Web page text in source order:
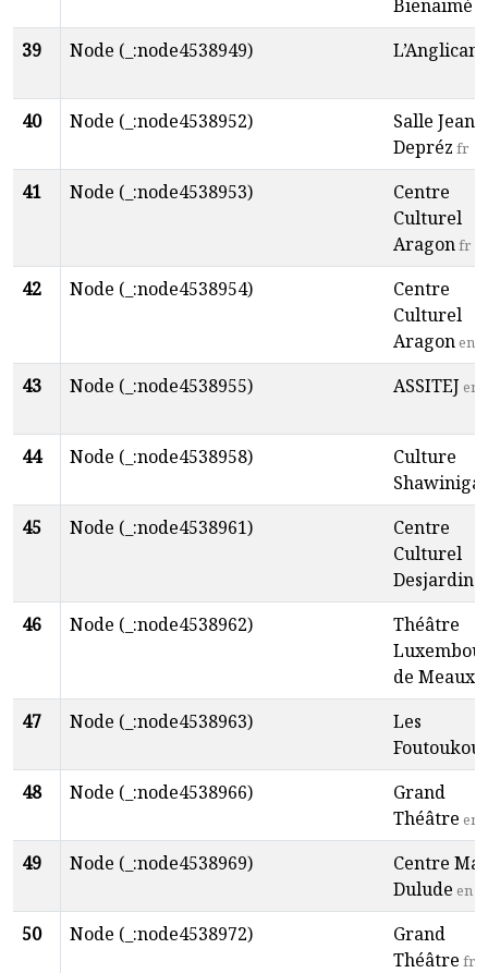
Bienaimé
39 Node (_:node4538949) L’Anglicane
40 Node (_:node4538952)
Salle Jean
Depréz fr
41 Node (_:node4538953)
Centre
Culturel
Aragonfr
42 Node (_:node4538954)
Centre
Culturel
Aragonen
43 Node (_:node4538955) ASSITEJ en
44 Node (_:node4538958)
Culture
45
Node (_:node4538961)
Centre
Culturel
Desjardins
46 Node (_:node4538962)
Théâtre
de Meaux
47 Node (_:node4538963)
Les
48
Node (_:node4538966)
Grand
Théâtre en
49 Node (_:node4538969)
Centre
Dulude en
50 Node (_:node4538972)
Grand
Théâtre fr